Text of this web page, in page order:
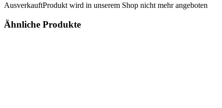
AusverkauftProdukt wird in unserem Shop nicht mehr angeboten
Ähnliche Produkte